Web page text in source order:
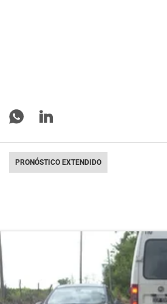
PRONÓSTICO EXTENDIDO